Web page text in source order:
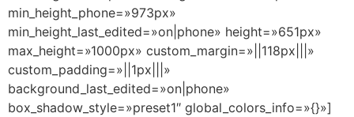
min_height_phone=»973px»
min_height_last_edited=»on|phone» height=»651px»
max_height=»1000px» custom_margin=»||118px|||»
custom_padding=»||1px|||»
background_last_edited=»on|phone»
box_shadow_style=»preset1″ global_colors_info=»{}»]